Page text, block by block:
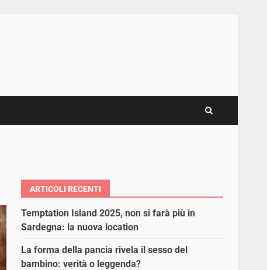
ARTICOLI RECENTI
Temptation Island 2025, non si farà più in
Sardegna: la nuova location
La forma della pancia rivela il sesso del
bambino: verità o leggenda?